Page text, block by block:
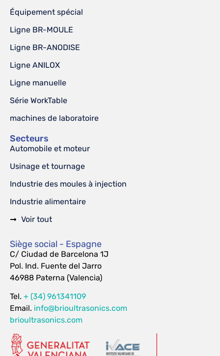
Équipement spécial
Ligne BR-MOULE
Ligne BR-ANODISE
Ligne ANILOX
Ligne manuelle
Série WorkTable
machines de laboratoire
Secteurs
Automobile et moteur
Usinage et tournage
Industrie des moules à injection
Industrie alimentaire
Voir tout
Siège social - Espagne
C/ Ciudad de Barcelona 1J
Pol. Ind. Fuente del Jarro
46988 Paterna (Valencia)
Tel. + (34) 961341109
Email. info@brioultrasonics.com
brioultrasonics.com